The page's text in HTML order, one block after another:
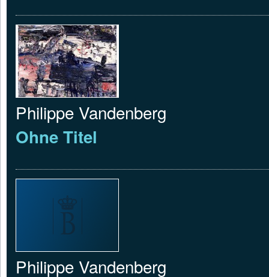
Philippe Vandenberg
Ohne Titel
Philippe Vandenberg